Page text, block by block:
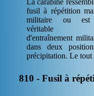
fusil à répétition
militaire ou
véritable
d'entraînement
dans deux
précipitation. Le tout
810 - Fusil à